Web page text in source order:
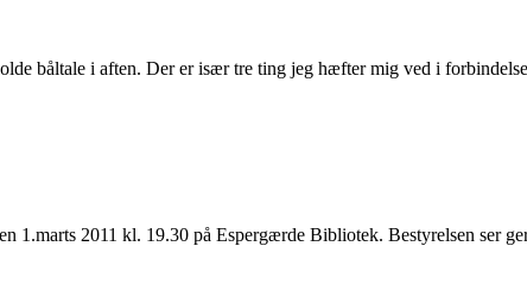
båltale i aften. Der er især tre ting jeg hæfter mig ved i
1.marts 2011 kl. 19.30 på Espergærde Bibliotek. Bestyrelsen ser